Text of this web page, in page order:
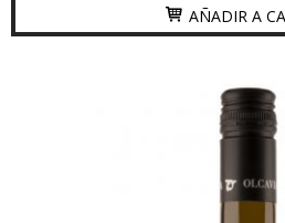
AÑADIR A